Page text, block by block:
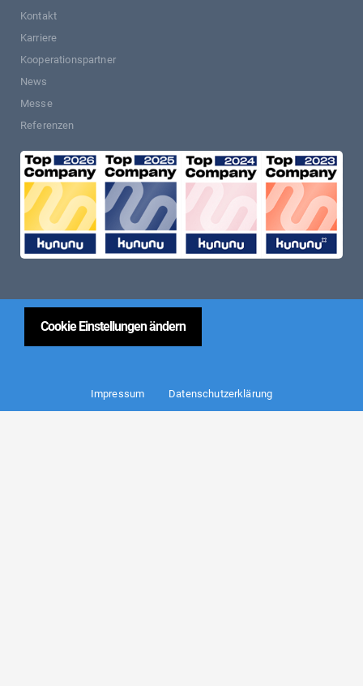
Kontakt
Karriere
Kooperationspartner
News
Messe
Referenzen
Cookie Einstellungen ändern
Impressum Datenschutzerklärung